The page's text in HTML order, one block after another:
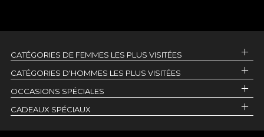
CATÉGORIES DE FEMMES LES PLUS VISITÉES
CATÉGORIES D'HOMMES LES PLUS VISITÉES
OCCASIONS SPÉCIALES
CADEAUX SPÉCIAUX